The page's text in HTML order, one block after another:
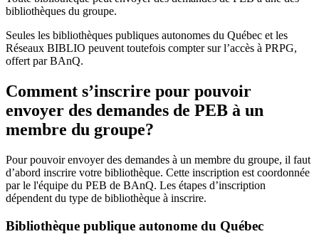
bibliothèques du groupe.
Seules les bibliothèques publiques autonomes du Québec et les
Réseaux BIBLIO peuvent toutefois compter sur l’accès à PRPG,
offert par BAnQ.
Comment s’inscrire pour pouvoir
envoyer des demandes de PEB à un
membre du groupe?
Pour pouvoir envoyer des demandes à un membre du groupe, il faut
d’abord inscrire votre bibliothèque. Cette inscription est coordonnée
par le l'équipe du PEB de BAnQ. Les étapes d’inscription
dépendent du type de bibliothèque à inscrire.
Bibliothèque publique autonome du Québec